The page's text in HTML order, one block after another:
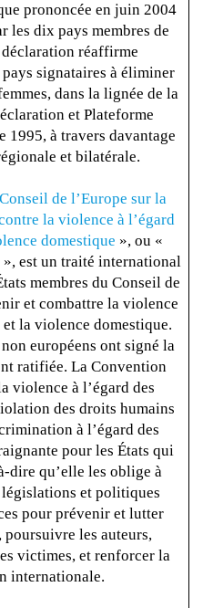
prononcée en juin 2004
les dix pays membres de
réaffirme
signataires à éliminer
dans la lignée de la
et Plateforme
1995, à travers davantage
et bilatérale.
de l’Europe sur la
la violence à l’égard
domestique », ou «
est un traité international
membres du Conseil de
et combattre la violence
et la violence domestique.
européens ont signé la
ratifiée. La Convention
violence à l’égard des
des droits humains
à l’égard des
pour les États qui
dire qu’elle les oblige à
législations et politiques
pour prévenir et lutter
les auteurs,
victimes, et renforcer la
internationale.